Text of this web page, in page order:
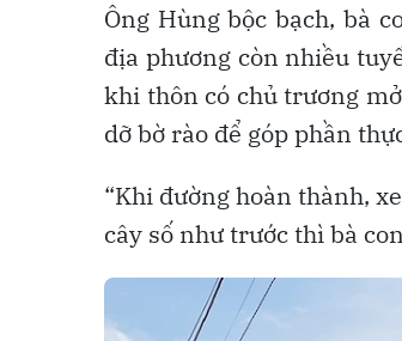
Ông Hùng bộc bạch, bà
địa phương còn nhiều
khi thôn có chủ trương
dỡ bờ rào để góp phần
“Khi đường hoàn thành,
cây số như trước thì bà